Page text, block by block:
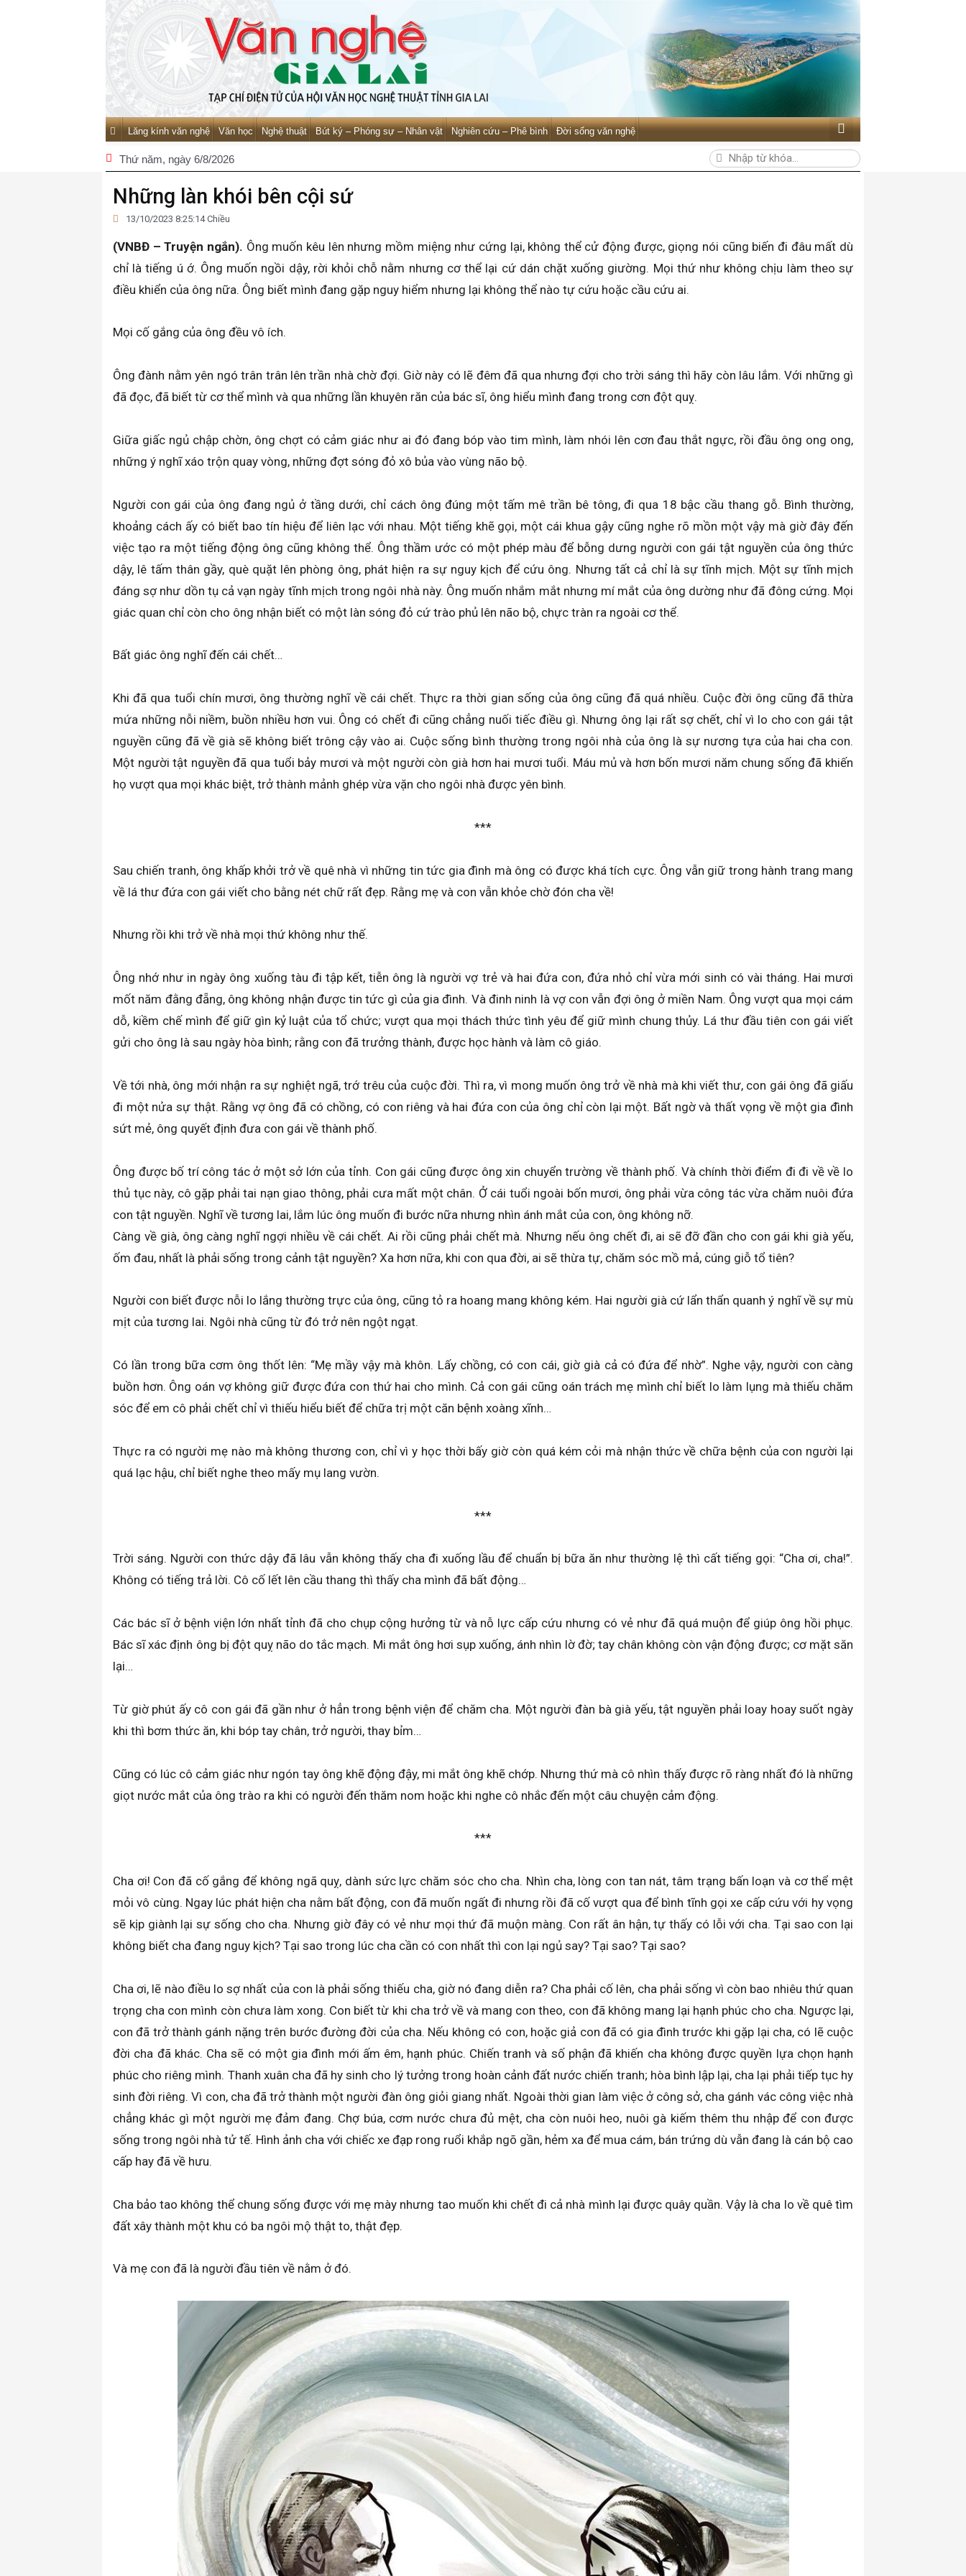
Lăng kính văn nghệ Văn học Nghệ thuật Bút ký – Phóng sự – Nhân vật Nghiên cứu – Phê bình Đời sống văn nghệ
Thứ năm, ngày 6/8/2026
Những làn khói bên cội sứ
13/10/2023 8:25:14 Chiều
(VNBĐ – Truyện ngắn). Ông muốn kêu lên nhưng mồm miệng như cứng lại, không thể cử động được, giọng nói cũng biến đi đâu mất dù
chỉ là tiếng ú ớ. Ông muốn ngồi dậy, rời khỏi chỗ nằm nhưng cơ thể lại cứ dán chặt xuống giường. Mọi thứ như không chịu làm theo sự
điều khiển của ông nữa. Ông biết mình đang gặp nguy hiểm nhưng lại không thể nào tự cứu hoặc cầu cứu ai.
Mọi cố gắng của ông đều vô ích.
Ông đành nằm yên ngó trân trân lên trần nhà chờ đợi. Giờ này có lẽ đêm đã qua nhưng đợi cho trời sáng thì hãy còn lâu lắm. Với những gì
đã đọc, đã biết từ cơ thể mình và qua những lần khuyên răn của bác sĩ, ông hiểu mình đang trong cơn đột quỵ.
Giữa giấc ngủ chập chờn, ông chợt có cảm giác như ai đó đang bóp vào tim mình, làm nhói lên cơn đau thắt ngực, rồi đầu ông ong ong,
những ý nghĩ xáo trộn quay vòng, những đợt sóng đỏ xô bủa vào vùng não bộ.
Người con gái của ông đang ngủ ở tầng dưới, chỉ cách ông đúng một tấm mê trần bê tông, đi qua 18 bậc cầu thang gỗ. Bình thường,
khoảng cách ấy có biết bao tín hiệu để liên lạc với nhau. Một tiếng khẽ gọi, một cái khua gậy cũng nghe rõ mồn một vậy mà giờ đây đến
việc tạo ra một tiếng động ông cũng không thể. Ông thầm ước có một phép màu để bỗng dưng người con gái tật nguyền của ông thức
dậy, lê tấm thân gầy, què quặt lên phòng ông, phát hiện ra sự nguy kịch để cứu ông. Nhưng tất cả chỉ là sự tĩnh mịch. Một sự tĩnh mịch
đáng sợ như dồn tụ cả vạn ngày tĩnh mịch trong ngôi nhà này. Ông muốn nhắm mắt nhưng mí mắt của ông dường như đã đông cứng. Mọi
giác quan chỉ còn cho ông nhận biết có một làn sóng đỏ cứ trào phủ lên não bộ, chực tràn ra ngoài cơ thể.
Bất giác ông nghĩ đến cái chết…
Khi đã qua tuổi chín mươi, ông thường nghĩ về cái chết. Thực ra thời gian sống của ông cũng đã quá nhiều. Cuộc đời ông cũng đã thừa
mứa những nỗi niềm, buồn nhiều hơn vui. Ông có chết đi cũng chẳng nuối tiếc điều gì. Nhưng ông lại rất sợ chết, chỉ vì lo cho con gái tật
nguyền cũng đã về già sẽ không biết trông cậy vào ai. Cuộc sống bình thường trong ngôi nhà của ông là sự nương tựa của hai cha con.
Một người tật nguyền đã qua tuổi bảy mươi và một người còn già hơn hai mươi tuổi. Máu mủ và hơn bốn mươi năm chung sống đã khiến
họ vượt qua mọi khác biệt, trở thành mảnh ghép vừa vặn cho ngôi nhà được yên bình.
***
Sau chiến tranh, ông khấp khởi trở về quê nhà vì những tin tức gia đình mà ông có được khá tích cực. Ông vẫn giữ trong hành trang mang
về lá thư đứa con gái viết cho bằng nét chữ rất đẹp. Rằng mẹ và con vẫn khỏe chờ đón cha về!
Nhưng rồi khi trở về nhà mọi thứ không như thế.
Ông nhớ như in ngày ông xuống tàu đi tập kết, tiễn ông là người vợ trẻ và hai đứa con, đứa nhỏ chỉ vừa mới sinh có vài tháng. Hai mươi
mốt năm đằng đẵng, ông không nhận được tin tức gì của gia đình. Và đinh ninh là vợ con vẫn đợi ông ở miền Nam. Ông vượt qua mọi cám
dỗ, kiềm chế mình để giữ gìn kỷ luật của tổ chức; vượt qua mọi thách thức tình yêu để giữ mình chung thủy. Lá thư đầu tiên con gái viết
gửi cho ông là sau ngày hòa bình; rằng con đã trưởng thành, được học hành và làm cô giáo.
Về tới nhà, ông mới nhận ra sự nghiệt ngã, trớ trêu của cuộc đời. Thì ra, vì mong muốn ông trở về nhà mà khi viết thư, con gái ông đã giấu
đi một nửa sự thật. Rằng vợ ông đã có chồng, có con riêng và hai đứa con của ông chỉ còn lại một. Bất ngờ và thất vọng về một gia đình
sứt mẻ, ông quyết định đưa con gái về thành phố.
Ông được bố trí công tác ở một sở lớn của tỉnh. Con gái cũng được ông xin chuyển trường về thành phố. Và chính thời điểm đi đi về về lo
thủ tục này, cô gặp phải tai nạn giao thông, phải cưa mất một chân. Ở cái tuổi ngoài bốn mươi, ông phải vừa công tác vừa chăm nuôi đứa
con tật nguyền. Nghĩ về tương lai, lắm lúc ông muốn đi bước nữa nhưng nhìn ánh mắt của con, ông không nỡ.
Càng về già, ông càng nghĩ ngợi nhiều về cái chết. Ai rồi cũng phải chết mà. Nhưng nếu ông chết đi, ai sẽ đỡ đần cho con gái khi già yếu,
ốm đau, nhất là phải sống trong cảnh tật nguyền? Xa hơn nữa, khi con qua đời, ai sẽ thừa tự, chăm sóc mồ mả, cúng giỗ tổ tiên?
Người con biết được nỗi lo lắng thường trực của ông, cũng tỏ ra hoang mang không kém. Hai người già cứ lẩn thẩn quanh ý nghĩ về sự mù
mịt của tương lai. Ngôi nhà cũng từ đó trở nên ngột ngạt.
Có lần trong bữa cơm ông thốt lên: “Mẹ mầy vậy mà khôn. Lấy chồng, có con cái, giờ già cả có đứa để nhờ”. Nghe vậy, người con càng
buồn hơn. Ông oán vợ không giữ được đứa con thứ hai cho mình. Cả con gái cũng oán trách mẹ mình chỉ biết lo làm lụng mà thiếu chăm
sóc để em cô phải chết chỉ vì thiếu hiểu biết để chữa trị một căn bệnh xoàng xĩnh…
Thực ra có người mẹ nào mà không thương con, chỉ vì y học thời bấy giờ còn quá kém cỏi mà nhận thức về chữa bệnh của con người lại
quá lạc hậu, chỉ biết nghe theo mấy mụ lang vườn.
***
Trời sáng. Người con thức dậy đã lâu vẫn không thấy cha đi xuống lầu để chuẩn bị bữa ăn như thường lệ thì cất tiếng gọi: “Cha ơi, cha!”.
Không có tiếng trả lời. Cô cố lết lên cầu thang thì thấy cha mình đã bất động…
Các bác sĩ ở bệnh viện lớn nhất tỉnh đã cho chụp cộng hưởng từ và nỗ lực cấp cứu nhưng có vẻ như đã quá muộn để giúp ông hồi phục.
Bác sĩ xác định ông bị đột quỵ não do tắc mạch. Mi mắt ông hơi sụp xuống, ánh nhìn lờ đờ; tay chân không còn vận động được; cơ mặt săn
lại…
Từ giờ phút ấy cô con gái đã gần như ở hẳn trong bệnh viện để chăm cha. Một người đàn bà già yếu, tật nguyền phải loay hoay suốt ngày
khi thì bơm thức ăn, khi bóp tay chân, trở người, thay bỉm…
Cũng có lúc cô cảm giác như ngón tay ông khẽ động đậy, mi mắt ông khẽ chớp. Nhưng thứ mà cô nhìn thấy được rõ ràng nhất đó là những
giọt nước mắt của ông trào ra khi có người đến thăm nom hoặc khi nghe cô nhắc đến một câu chuyện cảm động.
***
Cha ơi! Con đã cố gắng để không ngã quỵ, dành sức lực chăm sóc cho cha. Nhìn cha, lòng con tan nát, tâm trạng bấn loạn và cơ thể mệt
mỏi vô cùng. Ngay lúc phát hiện cha nằm bất động, con đã muốn ngất đi nhưng rồi đã cố vượt qua để bình tĩnh gọi xe cấp cứu với hy vọng
sẽ kịp giành lại sự sống cho cha. Nhưng giờ đây có vẻ như mọi thứ đã muộn màng. Con rất ân hận, tự thấy có lỗi với cha. Tại sao con lại
không biết cha đang nguy kịch? Tại sao trong lúc cha cần có con nhất thì con lại ngủ say? Tại sao? Tại sao?
Cha ơi, lẽ nào điều lo sợ nhất của con là phải sống thiếu cha, giờ nó đang diễn ra? Cha phải cố lên, cha phải sống vì còn bao nhiêu thứ quan
trọng cha con mình còn chưa làm xong. Con biết từ khi cha trở về và mang con theo, con đã không mang lại hạnh phúc cho cha. Ngược lại,
con đã trở thành gánh nặng trên bước đường đời của cha. Nếu không có con, hoặc giả con đã có gia đình trước khi gặp lại cha, có lẽ cuộc
đời cha đã khác. Cha sẽ có một gia đình mới ấm êm, hạnh phúc. Chiến tranh và số phận đã khiến cha không được quyền lựa chọn hạnh
phúc cho riêng mình. Thanh xuân cha đã hy sinh cho lý tưởng trong hoàn cảnh đất nước chiến tranh; hòa bình lập lại, cha lại phải tiếp tục hy
sinh đời riêng. Vì con, cha đã trở thành một người đàn ông giỏi giang nhất. Ngoài thời gian làm việc ở công sở, cha gánh vác công việc nhà
chẳng khác gì một người mẹ đảm đang. Chợ búa, cơm nước chưa đủ mệt, cha còn nuôi heo, nuôi gà kiếm thêm thu nhập để con được
sống trong ngôi nhà tử tế. Hình ảnh cha với chiếc xe đạp rong ruổi khắp ngõ gần, hẻm xa để mua cám, bán trứng dù vẫn đang là cán bộ cao
cấp hay đã về hưu.
Cha bảo tao không thể chung sống được với mẹ mày nhưng tao muốn khi chết đi cả nhà mình lại được quây quần. Vậy là cha lo về quê tìm
đất xây thành một khu có ba ngôi mộ thật to, thật đẹp.
Và mẹ con đã là người đầu tiên về nằm ở đó.